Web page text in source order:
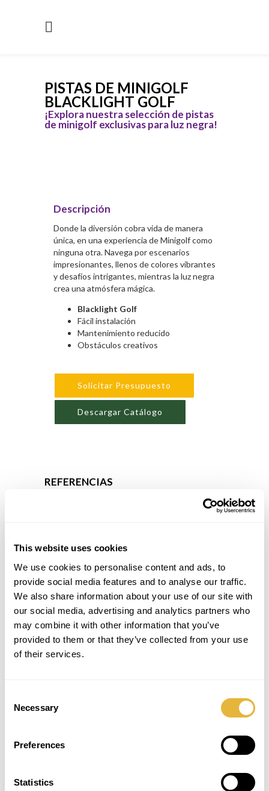
This website uses cookies
We use cookies to personalise content and ads, to
provide social media features and to analyse our traffic.
We also share information about your use of our site with
our social media, advertising and analytics partners who
may combine it with other information that you’ve
provided to them or that they’ve collected from your use
of their services.
Selection
Necessary
Preferences
Statistics
PISTAS DE MINIGOLF
BLACKLIGHT GOLF
¡Explora nuestra selección de pistas
de minigolf exclusivas para luz negra!
Descripción
Donde la diversión cobra vida de manera
única, en una experiencia de Minigolf como
ninguna otra. Navega por escenarios
impresionantes, llenos de colores vibrantes
y desafíos intrigantes, mientras la luz negra
crea una atmósfera mágica.
Blacklight Golf
Fácil instalación
Mantenimiento reducido
Obstáculos creativos
Solicitar Presupuesto
Descargar Catálogo
REFERENCIAS
QUIEN VE EL BLACKLIGHT GOLF
TAMBIÉN LE GUSTA
Easy Golf
Modelo con líneas simples y obstáculos
Maxi Golf
entusiasta con un diseño más atractivo.